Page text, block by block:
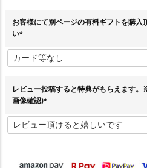
お客様にて別ページの有料ギフトを購入
い
必
須
レビュー投稿すると特典がもらえます
画像確認)
必
須